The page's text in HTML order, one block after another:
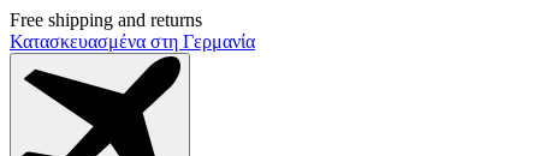
Free shipping and returns
Κατασκευασμένα στη Γερμανία